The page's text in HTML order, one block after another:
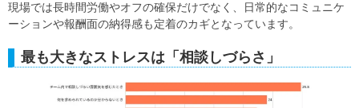
現場では長時間労働やオフの確保だけでなく、日常的なコミュニケ
ーションや報酬面の納得感も定着のカギとなっています。
最も大きなストレスは「相談しづらさ」